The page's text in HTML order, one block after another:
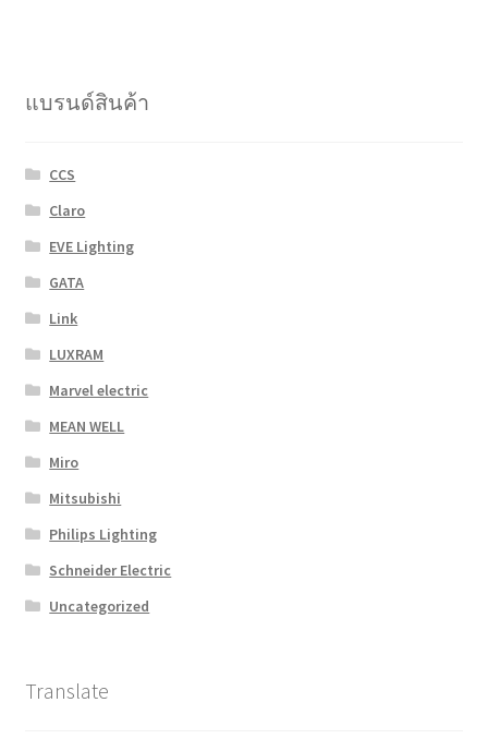
วิธีการชำระเงิน
การจัดส่งสินค้า
แบรนด์สินค้า
CCS
Claro
EVE Lighting
GATA
Link
LUXRAM
Marvel electric
MEAN WELL
Miro
Mitsubishi
Philips Lighting
Schneider Electric
Uncategorized
Translate